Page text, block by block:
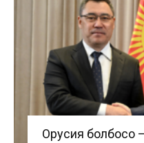
Орусия болбосо